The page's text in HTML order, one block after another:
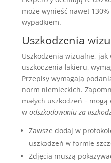
może wynieść nawet
wypadkiem.
Uszkodzenia
Uszkodzenia wizualne, jak
uszkodzenia lakieru,
Przepisy wymagają
norm niemieckich.
małych uszkodzeń –
w odszkodowaniu za
Zawsze dodaj w
uszkodzeń w formie
Zdjęcia muszą